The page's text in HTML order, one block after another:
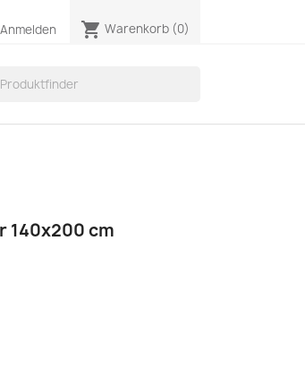
Anmelden shopping_cart Warenkorb (0)
140x200 cm